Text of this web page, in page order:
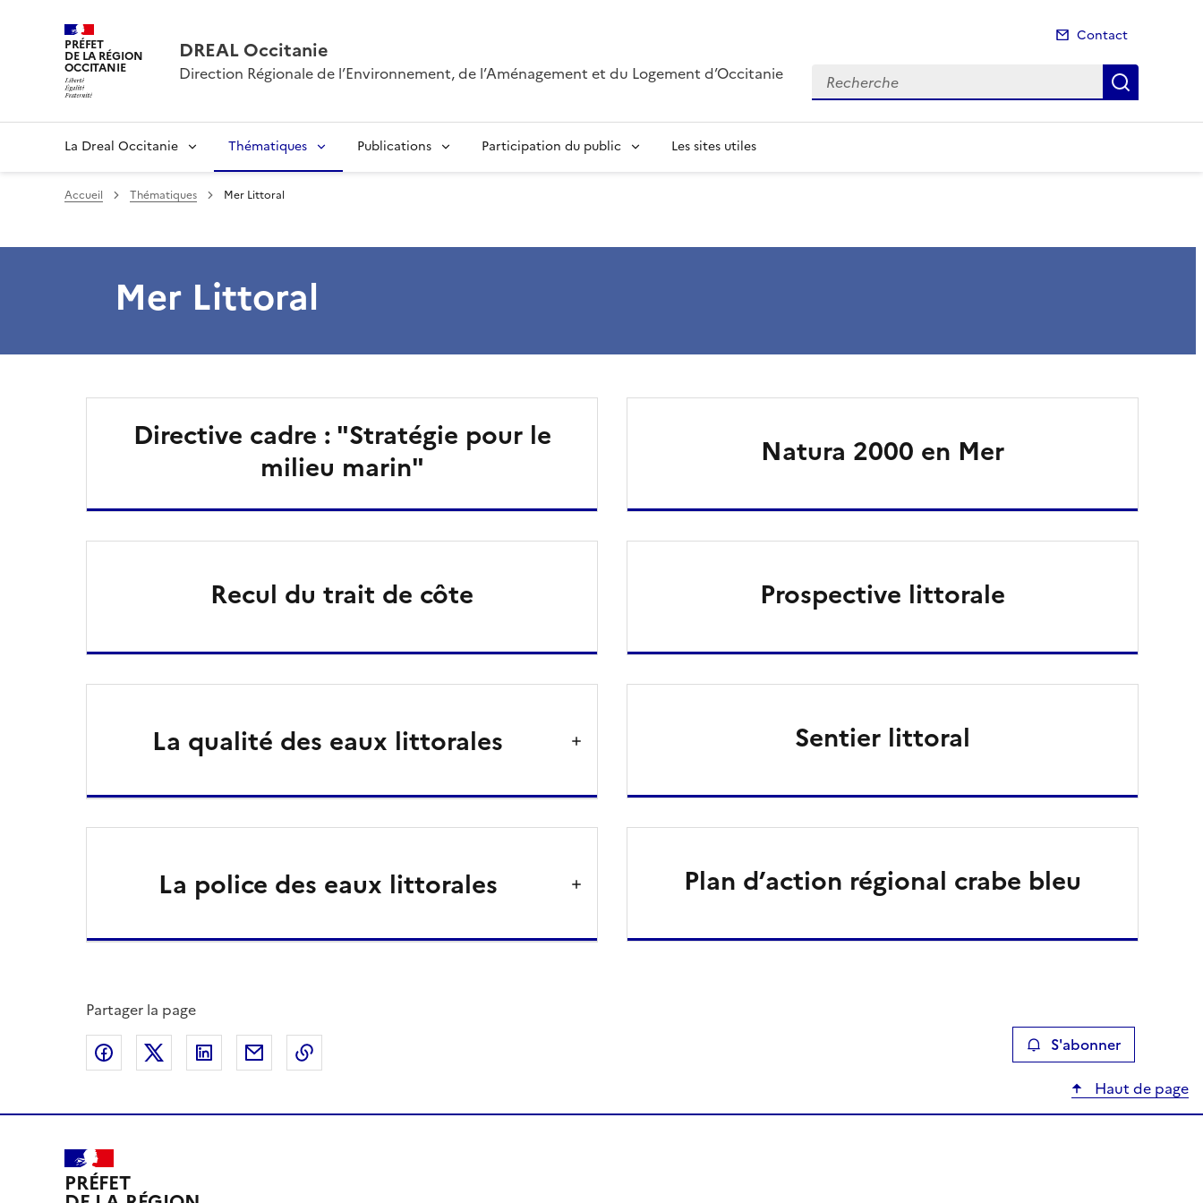
PRÉFET
DE LA RÉGION
OCCITANIE
DREAL Occitanie
Direction Régionale de l’Environnement, de l’Aménagement et du Logement d’Occitanie
Contact
Recherche
La Dreal Occitanie Thématiques Publications Participation du public Les sites utiles
Accueil Thématiques Mer Littoral
Mer Littoral
Directive cadre : "Stratégie pour le
milieu marin"
Recul du trait de côte
La qualité des eaux littorales
La police des eaux littorales
Natura 2000 en Mer
Prospective littorale
Sentier littoral
Plan d’action régional crabe bleu
Partager la page
Partager sur Facebook
Partager sur XPartager sur LinkedIn
Partager par email S'abonner
Haut de page
PRÉFET